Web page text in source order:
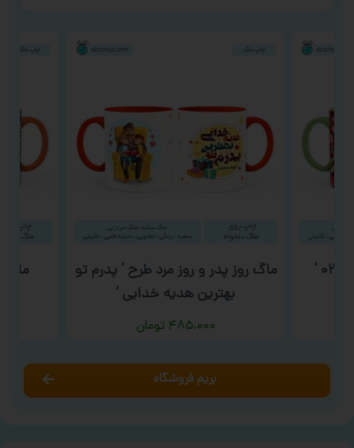
ماگ روز پدر و روز مرد طرح ‘ پدرم تو
بهترین هدیه خدایی ‘
۴۸۵,۰۰۰ تومان
ماگ
بریم فروشگاه